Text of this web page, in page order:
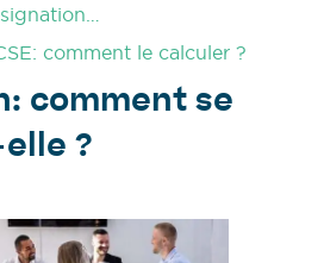
comment le calculer ?
comment se
?